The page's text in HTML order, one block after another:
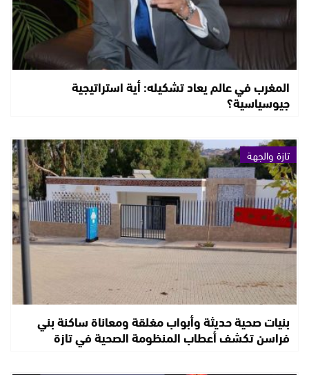
المغرب في عالم يعاد تشكيله: أية استراتيجية
جيوسياسية؟
تازة والجهة
بنيات صحية حديثة وأبواب مغلقة ومعاناة ساكنة بني
فراسن تكشف أعطاب المنظومة الصحية في تازة